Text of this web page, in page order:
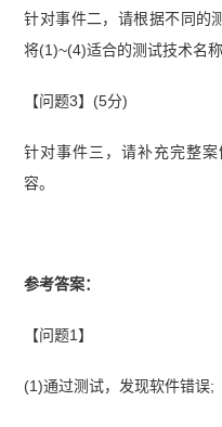
针对事件二，请根据不同的
将(1)~(4)适合的测试技术名
【问题3】(5分)
针对事件三，请补充完整
容。
参考答案：
【问题1】
(1)通过测试，发现软件错误;